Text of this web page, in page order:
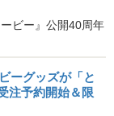
ビー』公開40周年
ーグッズが「と
注予約開始＆限